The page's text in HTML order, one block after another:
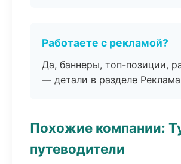
Работаете с рекламой?
Да, баннеры, топ-позиции,
— детали в разделе
Похожие компании:
путеводители